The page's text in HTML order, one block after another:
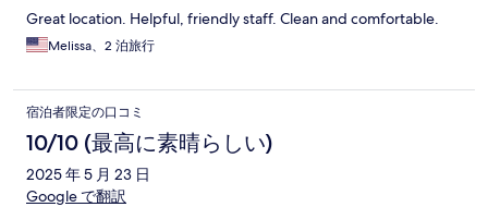
Great location. Helpful, friendly staff. Clean and comfortable.
Melissa、2 泊旅行
宿泊者限定の口コミ
10/10 (最高に素晴らしい)
2025 年 5 月 23 日
Google で翻訳